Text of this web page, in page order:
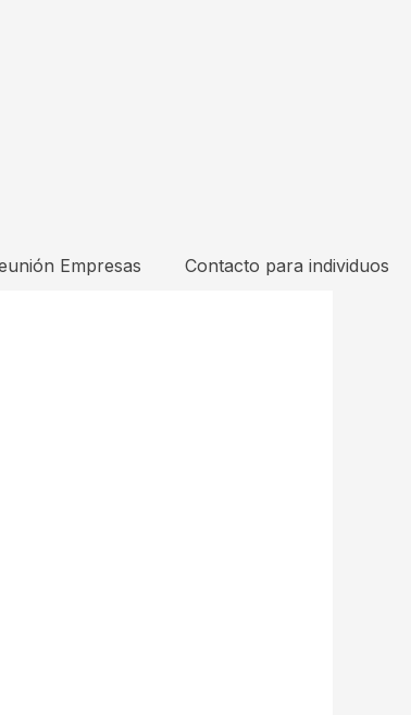
Empresas Contacto para individuos